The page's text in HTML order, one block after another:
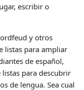
escribir o
y otros
listas para ampliar
de español,
para descubrir
de lengua. Sea cual